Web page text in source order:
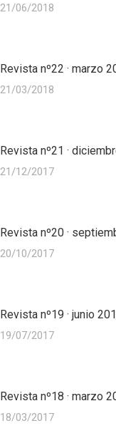
21/06/2018
Revista nº22 · marzo
21/03/2018
Revista nº21 ·
21/12/2017
Revista nº20 ·
20/10/2017
Revista nº19 · junio
19/07/2017
Revista nº18 · marzo
18/03/2017